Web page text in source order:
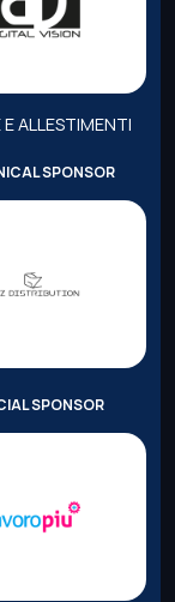
ALLESTIMENTI
SPONSOR
SPONSOR